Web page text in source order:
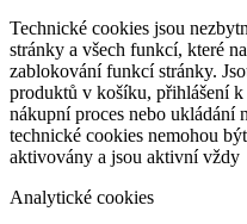
Technické cookies jsou
stránky a všech funkcí, které
zablokování funkcí stránky.
produktů v košíku, přihlášení
nákupní proces nebo ukládání
technické cookies nemohou
aktivovány a jsou aktivní vždy
Analytické cookies